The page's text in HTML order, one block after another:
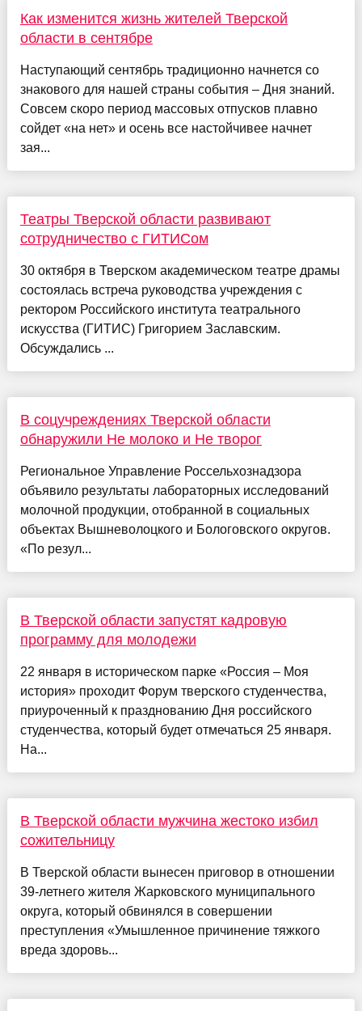
Как изменится жизнь жителей Тверской
области в сентябре
Наступающий сентябрь традиционно начнется со
знакового для нашей страны события – Дня знаний.
Совсем скоро период массовых отпусков плавно
сойдет «на нет» и осень все настойчивее начнет
зая...
Театры Тверской области развивают
сотрудничество с ГИТИСом
30 октября в Тверском академическом театре драмы
состоялась встреча руководства учреждения с
ректором Российского института театрального
искусства (ГИТИС) Григорием Заславским.
Обсуждались ...
В соцучреждениях Тверской области
обнаружили Не молоко и Не творог
Региональное Управление Россельхознадзора
объявило результаты лабораторных исследований
молочной продукции, отобранной в социальных
объектах Вышневолоцкого и Бологовского округов.
«По резул...
В Тверской области запустят кадровую
программу для молодежи
22 января в историческом парке «Россия – Моя
история» проходит Форум тверского студенчества,
приуроченный к празднованию Дня российского
студенчества, который будет отмечаться 25 января.
На...
В Тверской области мужчина жестоко избил
сожительницу
В Тверской области вынесен приговор в отношении
39-летнего жителя Жарковского муниципального
округа, который обвинялся в совершении
преступления «Умышленное причинение тяжкого
вреда здоровь...